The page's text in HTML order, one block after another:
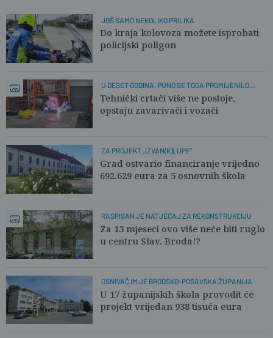
JOŠ SAMO NEKOLIKO PRILIKA
Do kraja kolovoza možete isprobati
policijski poligon
U DESET GODINA, PUNO SE TOGA PROMIJENILO...
Tehnički crtači više ne postoje,
opstaju zavarivači i vozači
ZA PROJEKT „IZVAN(K)LUPE"
Grad ostvario financiranje vrijedno
692.629 eura za 5 osnovnih škola
RASPISAN JE NATJEČAJ ZA REKONSTRUKCIJU
Za 13 mjeseci ovo više neće biti ruglo
u centru Slav. Broda!?
OSNIVAČ IM JE BRODSKO-POSAVSKA ŽUPANIJA
U 17 županijskih škola provodit će
projekt vrijedan 938 tisuća eura